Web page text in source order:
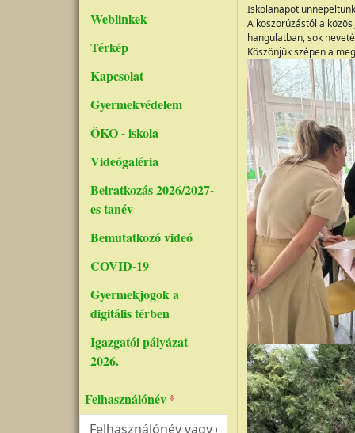
Weblinkek
Térkép
Kapcsolat
Gyermekvédelem
ÖKO - iskola
Videógaléria
Beiratkozás 2026/2027-
es tanév
Bemutatkozó videó
COVID-19
Gyermekjogok a
digitális térben
Igazgatói pályázat
2026.
Felhasználónév
Iskolanapot
A koszorúzástól a
hangulatban, sok
Köszönjük szépen a